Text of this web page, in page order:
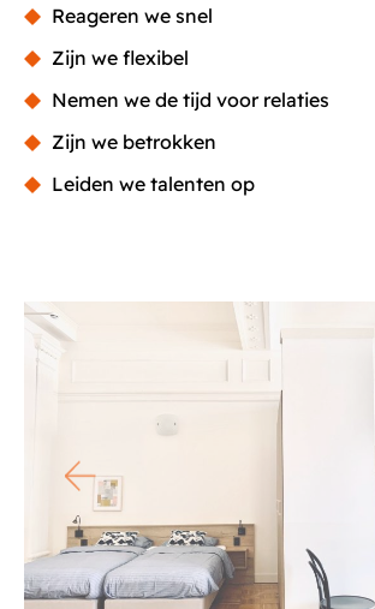
Reageren we snel
Zijn we flexibel
Nemen we de tijd voor relaties
Zijn we betrokken
Leiden we talenten op